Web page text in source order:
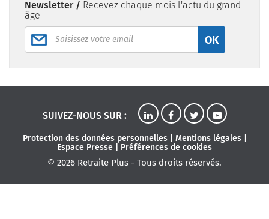
Newsletter / Recevez chaque mois l'actu du grand-
âge
OK
SUIVEZ-NOUS SUR :
Protection des données personnelles| Mentions légales|
Espace Presse
Préférences de cookies
© 2026 Retraite Plus - Tous droits réservés.